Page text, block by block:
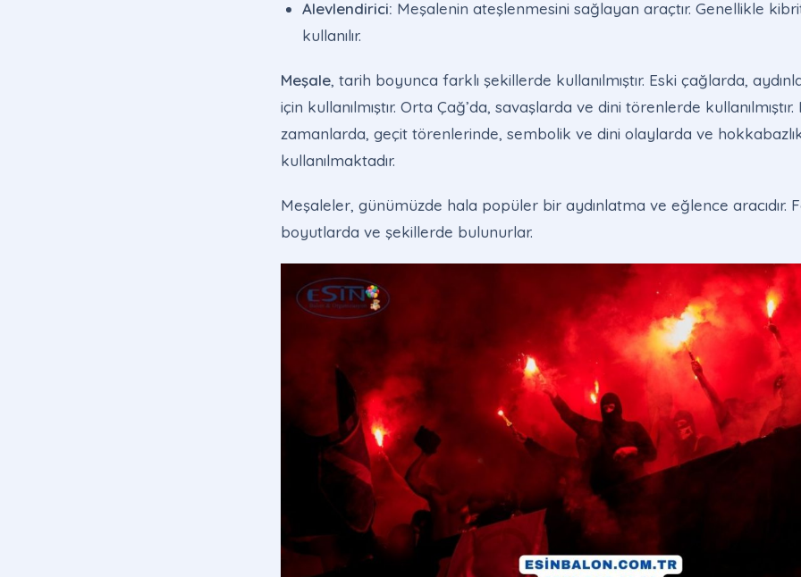
Alevlendirici: Meşalenin ateşlenmesini sağlayan araçtır. Genellikle
kullanılır.
Meşale, tarih boyunca farklı şekillerde kullanılmıştır. Eski çağlarda,
için kullanılmıştır. Orta Çağ’da, savaşlarda ve dini törenlerde
zamanlarda, geçit törenlerinde, sembolik ve dini olaylarda ve
kullanılmaktadır.
Meşaleler, günümüzde hala popüler bir aydınlatma ve eğlence aracıdır.
boyutlarda ve şekillerde bulunurlar.